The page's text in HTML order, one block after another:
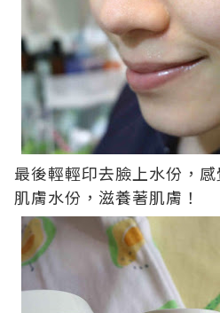
最後輕輕印去臉上水份，
肌膚水份，滋養著肌膚！